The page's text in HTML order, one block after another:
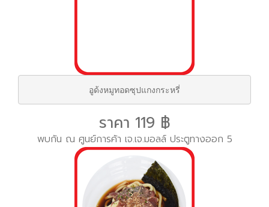
อูด้งหมูทอดซุปแกงกระหรี่
ราคา 119 ฿
พบกัน ณ ศูนย์การค้า เจ.เจ.มอลล์ ประตูทางออก 5